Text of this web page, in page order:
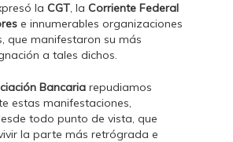
la CGT, la Corriente Federal
e innumerables organizaciones
que manifestaron su más
a tales dichos.
Bancaria repudiamos
estas manifestaciones,
todo punto de vista, que
la parte más retrógrada e